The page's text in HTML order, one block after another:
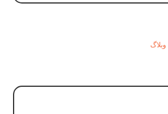
وبلاگ